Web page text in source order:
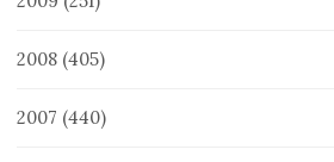
2008 (405)
2007 (440)